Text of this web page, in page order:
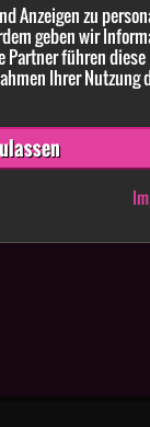
Anzeigen zu
geben wir
Partner führen
Ihrer Nutzung
enthaltenen